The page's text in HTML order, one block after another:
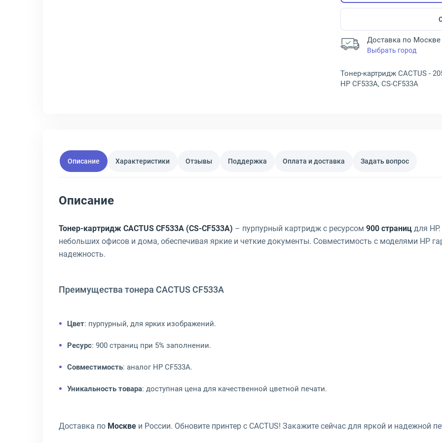
Доставка по Москве
Выбрать город
Тонер-картридж CACTUS -
HP CF533A, CS-CF533A
Описание Характеристики Отзывы Поддержка Оплата и доставка Задать вопрос
Описание
Тонер-картридж CACTUS CF533A (CS-CF533A) – пурпурный картридж с ресурсом 900 страниц для
небольших офисов и дома, обеспечивая яркие и четкие документы. Совместимость с моделями HP
надежность.
Преимущества тонера CACTUS CF533A
Цвет: пурпурный, для ярких изображений.
Ресурс: 900 страниц при 5% заполнении.
Совместимость: аналог HP CF533A.
Уникальность товара: доступная цена для качественной цветной печати.
Доставка по Москве и России. Обновите принтер с CACTUS! Закажите сейчас для яркой и надежной